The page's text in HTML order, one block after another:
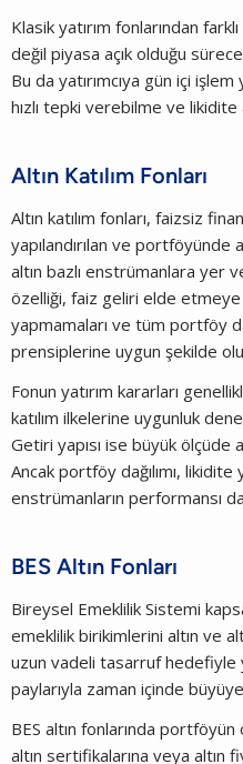
Klasik yatırım fonlarından
değil piyasa açık olduğu
Bu da yatırımcıya gün içi
hızlı tepki verebilme ve likidite
Altın Katılım Fonları
Altın katılım fonları, faizsiz
yapılandırılan ve portföyünde
altın bazlı enstrümanlara yer
özelliği, faiz geliri elde etmeye
yapmamaları ve tüm portföy
prensiplerine uygun şekilde
Fonun yatırım kararları
katılım ilkelerine uygunluk
Getiri yapısı ise büyük ölçüde
Ancak portföy dağılımı,
enstrümanların performansı
BES Altın Fonları
Bireysel Emeklilik Sistemi
emeklilik birikimlerini altın ve
uzun vadeli tasarruf hedefiyle
paylarıyla zaman içinde
BES altın fonlarında
altın sertifikalarına veya altın